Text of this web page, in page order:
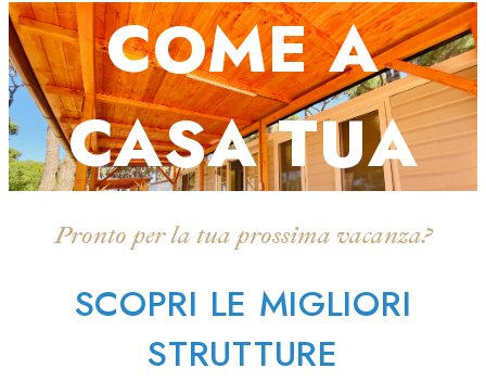
COME A
CASA TUA
Pronto per la tua prossima vacanza?
SCOPRI LE MIGLIORI
STRUTTURE